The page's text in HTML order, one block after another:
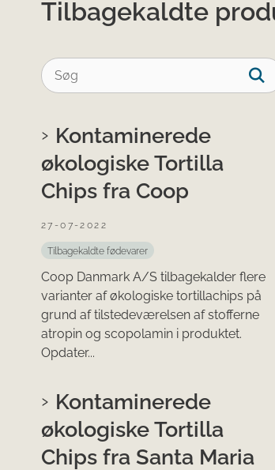
Tilbagekaldte
Kontaminerede
økologiske Tortilla
Chips fra Coop
27-07-2022
Tilbagekaldte fødevarer
Coop Danmark A/S tilbagekalder flere
varianter af økologiske tortillachips på
grund af tilstedeværelsen af stofferne
atropin og scopolamin i produktet.
Opdater...
Kontaminerede
økologiske Tortilla
Chips fra Santa Maria